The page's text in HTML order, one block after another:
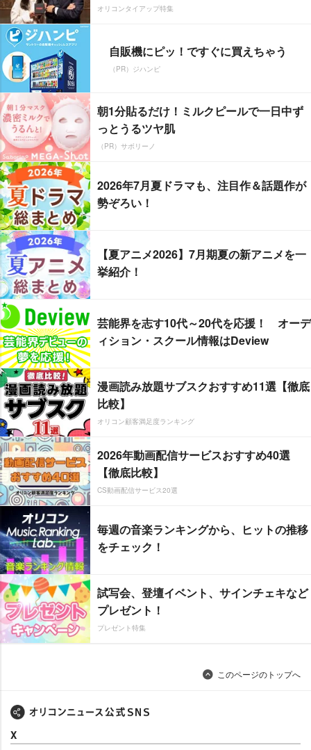
オリコンタイアップ特集
自販機にピッ！ですぐに買えちゃう
（PR）ジハンピ
朝1分貼るだけ！ミルクピールで一日中ず
っとうるツヤ肌
（PR）サボリーノ
2026年7月夏ドラマも、注目作＆話題作が
勢ぞろい！
【夏アニメ2026】7月期夏の新アニメを一
挙紹介！
芸能界を志す10代～20代を応援！ オーデ
ィション・スクール情報はDeview
漫画読み放題サブスクおすすめ11選【徹底
比較】
オリコン顧客満足度ランキング
2026年動画配信サービスおすすめ40選
【徹底比較】
CS動画配信サービス20選
毎週の音楽ランキングから、ヒットの推移
をチェック！
試写会、登壇イベント、サインチェキなど
プレゼント！
プレゼント特集
このページのトップへ
X